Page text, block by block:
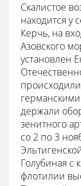
Скалистое
находится у
Керчь, на
Азовского
установлен
держали
зенитного
со 2 по 3
Голубиная с
флотилии